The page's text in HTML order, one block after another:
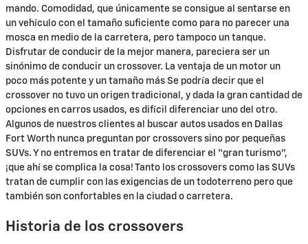
mando. Comodidad, que únicamente se consigue al sentarse en
un vehículo con el tamaño suficiente como para no parecer una
mosca en medio de la carretera, pero tampoco un tanque.
Disfrutar de conducir de la mejor manera, pareciera ser un
sinónimo de conducir un crossover. La ventaja de un motor un
poco más potente y un tamaño más Se podría decir que el
crossover no tuvo un origen tradicional, y dada la gran cantidad de
opciones en carros usados, es difícil diferenciar uno del otro.
Algunos de nuestros clientes al buscar autos usados en Dallas
Fort Worth nunca preguntan por crossovers sino por pequeñas
SUVs. Y no entremos en tratar de diferenciar el “gran turismo”,
¡que ahí se complica la cosa! Tanto los crossovers como las SUVs
tratan de cumplir con las exigencias de un todoterreno pero que
también son confortables en la ciudad o carretera.
Historia de los crossovers